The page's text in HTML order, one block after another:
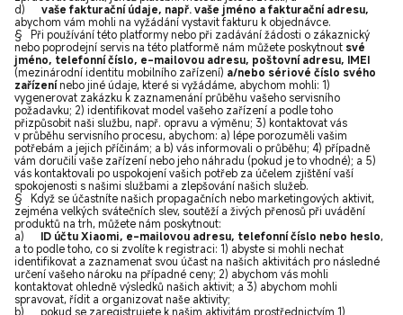
d) vaše fakturační údaje, např. vaše jméno a fakturační adresu,
abychom vám mohli na vyžádání vystavit fakturu k objednávce.
§ Při používání této platformy nebo při zadávání žádosti o zákaznický
nebo poprodejní servis na této platformě nám můžete poskytnout své
jméno, telefonní číslo, e-mailovou adresu, poštovní adresu, IMEI
(mezinárodní identitu mobilního zařízení) a/nebo sériové číslo svého
zařízenínebo jiné údaje, které si vyžádáme, abychom mohli: 1)
vygenerovat zakázku k zaznamenání průběhu vašeho servisního
požadavku; 2) identifikovat model vašeho zařízení a podle toho
přizpůsobit naši službu, např. opravu a výměnu; 3) kontaktovat vás
v průběhu servisního procesu, abychom: a) lépe porozuměli vašim
potřebám a jejich příčinám; a b) vás informovali o průběhu; 4) případně
vám doručili vaše zařízení nebo jeho náhradu (pokud je to vhodné); a 5)
vás kontaktovali po uspokojení vašich potřeb za účelem zjištění vaší
spokojenosti s našimi službami a zlepšování našich služeb.
§ Když se účastníte našich propagačních nebo marketingových aktivit,
zejména velkých svátečních slev, soutěží a živých přenosů při uvádění
produktů na trh, můžete nám poskytnout:
a) ID účtu Xiaomi, e-mailovou adresu, telefonní číslo nebo heslo,
a to podle toho, co si zvolíte k registraci: 1) abyste si mohli nechat
identifikovat a zaznamenat svou účast na našich aktivitách pro následné
určení vašeho nároku na případné ceny; 2) abychom vás mohli
kontaktovat ohledně výsledků našich aktivit; a 3) abychom mohli
spravovat, řídit a organizovat naše aktivity;
b) pokud se zaregistrujete k našim aktivitám prostřednictvím 1)